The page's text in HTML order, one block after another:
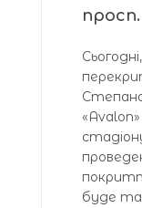
«Avalon»
буде